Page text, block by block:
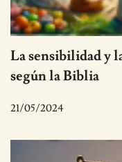
La sensibilidad y
según la Biblia
21/05/2024